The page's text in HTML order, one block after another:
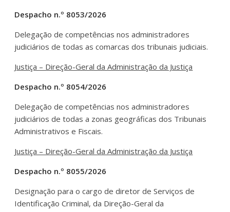
Despacho n.º 8053/2026
Delegação de competências nos administradores
judiciários de todas as comarcas dos tribunais judiciais.
Justiça – Direção-Geral da Administração da Justiça
Despacho n.º 8054/2026
Delegação de competências nos administradores
judiciários de todas a zonas geográficas dos Tribunais
Administrativos e Fiscais.
Justiça – Direção-Geral da Administração da Justiça
Despacho n.º 8055/2026
Designação para o cargo de diretor de Serviços de
Identificação Criminal, da Direção-Geral da